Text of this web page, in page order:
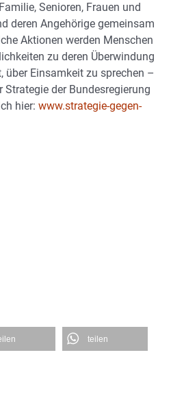
Senioren, Frauen und
deren Angehörige gemeinsam
Aktionen werden Menschen
zu deren Überwindung
Einsamkeit zu sprechen –
der Bundesregierung
hier: www.strategie-gegen-
teilen